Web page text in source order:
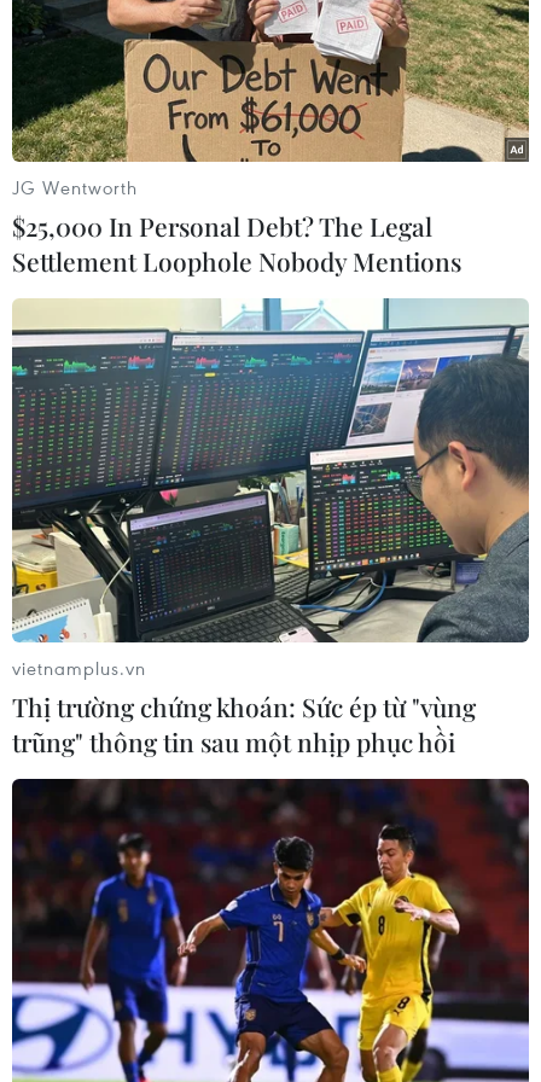
AstraZeneca sắp thực hiện thương vụ mua
lại đầu tiên tại Trung Quốc
27/12/2023 04:50
AstraZeneca sẽ mua lại toàn bộ vốn cổ phần đã pha
loãng của Gracell với mức giá 2 USD cho mỗi cổ phiếu
phổ thông bằng tiền mặt, cộng thêm 0,3 USD trên mỗi
JG Wentworth
$25,000 In Personal Debt? The Legal
Settlement Loophole Nobody Mentions
vietnamplus.vn
Thị trường chứng khoán: Sức ép từ "vùng
trũng" thông tin sau một nhịp phục hồi